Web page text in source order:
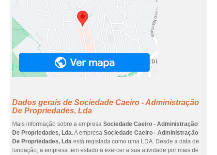
Dados gerais de Sociedade Caeiro - Administração
De Propriedades, Lda
Mais informação sobre a empresa Sociedade Caeiro - Administração
De Propriedades, Lda. A empresa Sociedade Caeiro - Administração
De Propriedades, Lda está registada como uma LDA. Desde a data de
fundação, a empresa tem estado a exercer a sua atividade por mais de